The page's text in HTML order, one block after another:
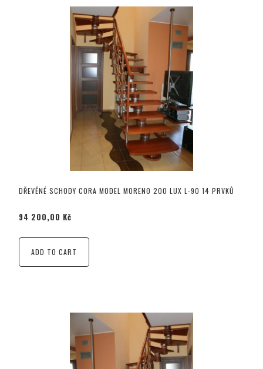
DŘEVĚNÉ SCHODY CORA MODEL MORENO 200 LUX L-90 14 PRVKŮ
94 200,00 Kč
ADD TO CART